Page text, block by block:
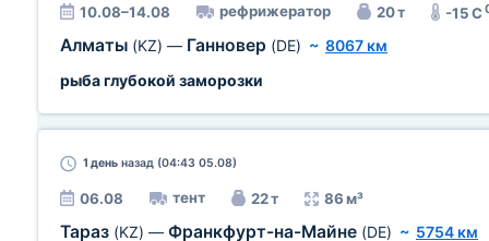
10.08–14.08 рефрижератор 20 т -15 C
Алматы (KZ) — Ганновер (DE) ~ 8067 км
рыба глубокой заморозки
1 день назад (04:43 05.08)
06.08 тент 22 т 86 м³
Тараз (KZ) — Франкфурт-на-Майне (DE) ~ 5754 км